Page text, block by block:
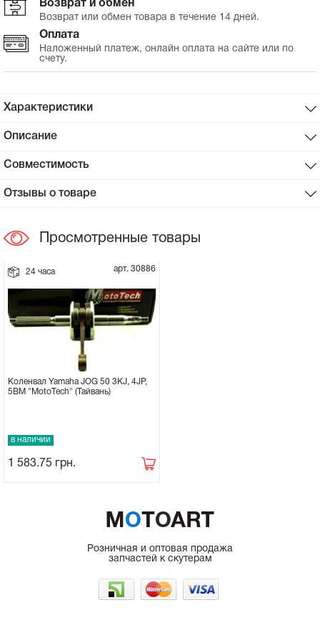
Сцепное устройство, шплинт
Прокладки на мотоблок
Глушитель на мотоблок
мотоблок
Возврат и обмен
Возврат или обмен товара в течение 14 дней.
Оплата
Наложенный платеж, онлайн оплата на сайте или по
счету.
Характеристики
Описание
Совместимость
Отзывы о товаре
Просмотренные товары
24 часа арт. 30886
Коленвал Yamaha JOG 50 3KJ, 4JP,
5BM "MotoTech" (Тайвань)
в наличии
1 583.75 грн.
Розничная и оптовая продажа
запчастей к скутерам